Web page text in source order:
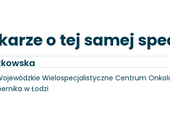
o tej samej
Wielospecjalistyczne Centrum
w Łodzi